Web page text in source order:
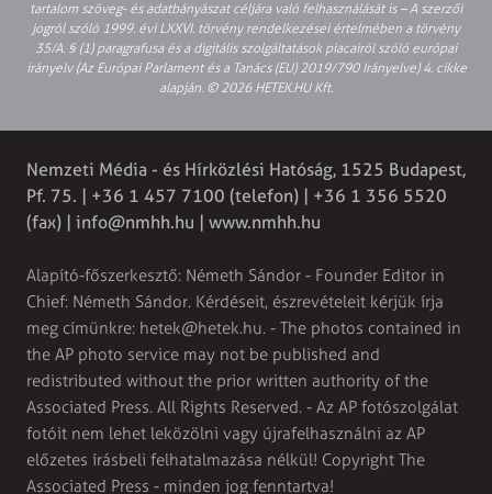
tartalom szöveg- és adatbányászat céljára való felhasználását is – A szerzői
jogról szóló 1999. évi LXXVI. törvény rendelkezései értelmében a törvény
35/A. § (1) paragrafusa és a digitális szolgáltatások piacairól szóló európai
irányelv (Az Európai Parlament és a Tanács (EU) 2019/790 Irányelve) 4. cikke
alapján. © 2026 HETEK.HU Kft.
Nemzeti Média - és Hírközlési Hatóság, 1525 Budapest,
Pf. 75. | +36 1 457 7100 (telefon) | +36 1 356 5520
(fax) | info@nmhh.hu | www.nmhh.hu
Alapító-főszerkesztő: Németh Sándor - Founder Editor in
Chief: Németh Sándor. Kérdéseit, észrevételeit kérjük írja
meg címünkre: hetek@hetek.hu. - The photos contained in
the AP photo service may not be published and
redistributed without the prior written authority of the
Associated Press. All Rights Reserved. - Az AP fotószolgálat
fotóit nem lehet leközölni vagy újrafelhasználni az AP
előzetes írásbeli felhatalmazása nélkül! Copyright The
Associated Press - minden jog fenntartva!